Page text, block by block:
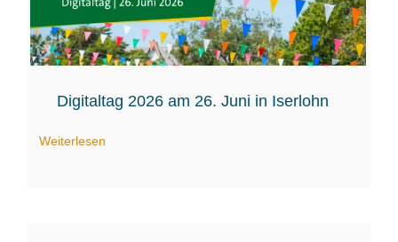
Digitaltag 2026 am 26. Juni in Iserlohn
Weiterlesen